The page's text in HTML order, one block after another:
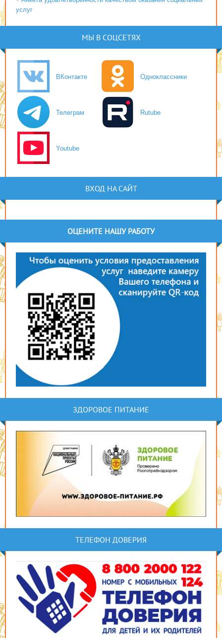
услуг
МЫ В СОЦСЕТЯХ
ВКонтакте Одноклассники
Телеграм Rutube
Youtube
ВХОД НА САЙТ
ОЦЕНИТЕ НАШУ РАБОТУ
ЗДОРОВОЕ ПИТАНИЕ
ТЕЛЕФОН ДОВЕРИЯ